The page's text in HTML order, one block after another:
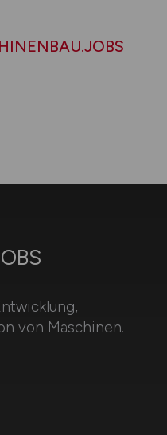
von Maschinen.